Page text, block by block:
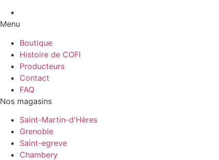
Menu
Boutique
Histoire de COFI
Producteurs
Contact
FAQ
Nos magasins
Saint-Martin-d'Hères
Grenoble
Saint-egreve
Chambery